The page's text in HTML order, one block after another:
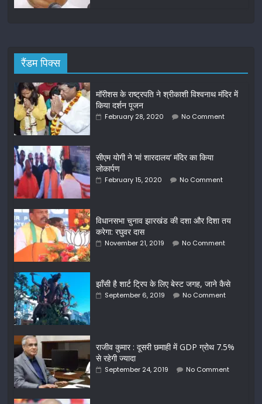
रैंडम पिक्स
मॉरीशस के राष्ट्रपति ने श्रीकाशी विश्वनाथ मंदिर में
किया दर्शन पूजन
February 28, 2020 No Comment
सीएम योगी ने ‘मां शारदालय’ मंदिर का किया
लोकार्पण
February 15, 2020 No Comment
विधानसभा चुनाव झारखंड की दशा और दिशा तय
करेगा: रघुवर दास
November 21, 2019 No Comment
झाँसी है शार्ट ट्रिप के लिए बेस्ट जगह, जाने कैसे
September 6, 2019 No Comment
राजीव कुमार : दूसरी छमाही में GDP ग्रोथ 7.5%
से रहेगी ज्यादा
September 24, 2019 No Comment